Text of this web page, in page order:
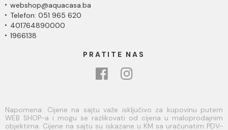
webshop@aquacasa.ba
Telefon: 051 965 620
401764890000
1966138
PRATITE NAS
Napomena: Cijene na sajtu važe isključivo za kupovinu putem
WEB SHOP-a i mogu se razlikovati od cijena u maloprodajnim
objektima. Cijene na sajtu su iskazane u KM sa uračunatim PDV-